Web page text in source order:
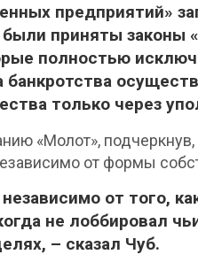
предприятий»
приняты законы
полностью
банкротства
только через
«Молот»,
от формы
от того,
не лоббировал
– сказал Чуб.